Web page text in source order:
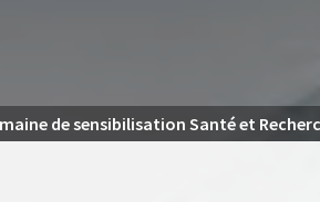
de sensibilisation Santé et